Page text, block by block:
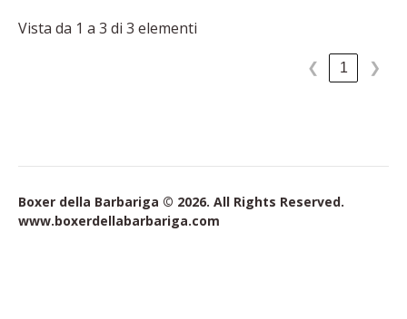
Vista da 1 a 3 di 3 elementi
❮ 1 ❯
Boxer della Barbariga © 2026. All Rights Reserved.
www.boxerdellabarbariga.com